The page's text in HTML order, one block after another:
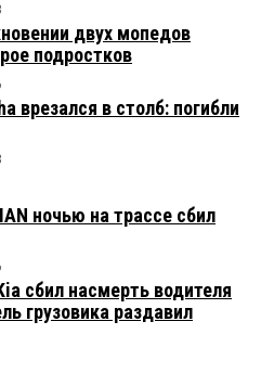
двух мопедов
подростков
врезался в столб: погибли
ночью на трассе сбил
сбил насмерть водителя
грузовика раздавил